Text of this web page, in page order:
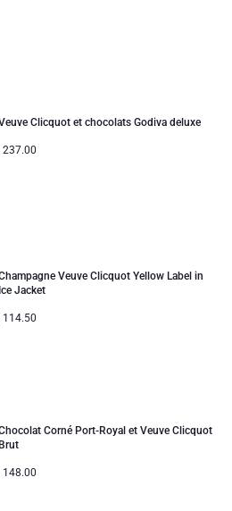
Clicquot et chocolats Godiva deluxe
237.00
Veuve Clicquot Yellow Label in
Ice Jacket
114.50
Corné Port-Royal et Veuve Clicquot
148.00